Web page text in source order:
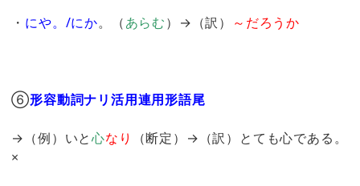
・ にや。/にか。（あらむ）→（訳） ～だろうか
⑥形容動詞ナリ活用連用形語尾
→（例）いと心なり
（断定）→（訳）とても心である。
×